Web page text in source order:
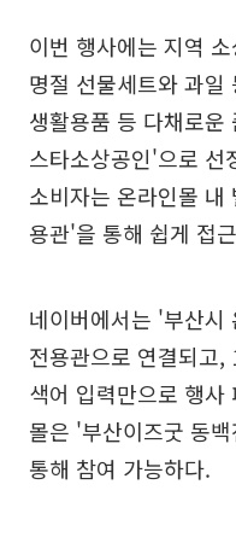
이번 행사에는 지역
명절 선물세트와 과일
생활용품 등 다채로
스타소상공인'으로 선
소비자는 온라인몰 내
용관'을 통해 쉽게 접
네이버에서는 '부산시
전용관으로 연결되고,
색어 입력만으로 행사
몰은 '부산이즈굿 동
통해 참여 가능하다.